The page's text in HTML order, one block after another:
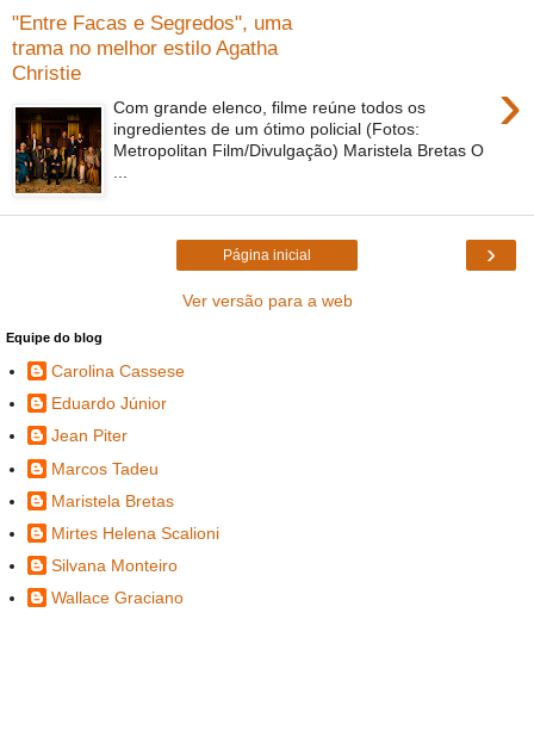
"Entre Facas e Segredos", uma
trama no melhor estilo Agatha
Christie
›
Com grande elenco, filme reúne todos os
ingredientes de um ótimo policial (Fotos:
Metropolitan Film/Divulgação) Maristela Bretas O
›
Página inicial
Ver versão para a web
Equipe do blog
Carolina Cassese
Eduardo Júnior
Jean Piter
Marcos Tadeu
Maristela Bretas
Mirtes Helena Scalioni
Silvana Monteiro
Wallace Graciano